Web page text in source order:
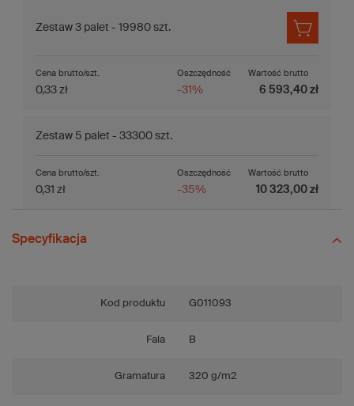
Zestaw 3 palet - 19980 szt.
Oszczędność
-31%
Cena brutto/szt.
0,33 zł
Wartość brutto
6 593,40 zł
Zestaw 5 palet - 33300 szt.
Oszczędność
-35%
Cena brutto/szt.
0,31 zł
Wartość brutto
10 323,00 zł
Specyfikacja
Kod produktu G011093
Fala B
Gramatura 320 g/m2